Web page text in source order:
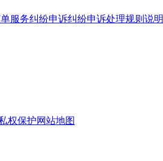
服务纠纷申诉纠纷申诉处理规则说明
权保护网站地图